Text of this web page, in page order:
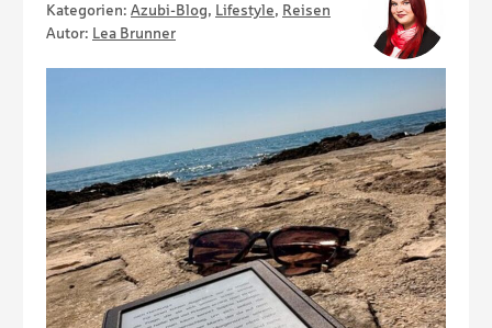
Kategorien: Azubi-Blog, Lifestyle, Reisen
Autor: Lea Brunner